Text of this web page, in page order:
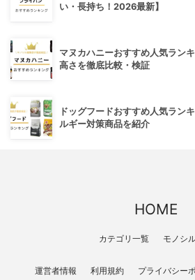
い・長持ち！2026最新】
マヌカハニーおすすめ人気ラン
高さを徹底比較・検証
ドッグフードおすすめ人気ラン
ルギー対策商品を紹介
HOME
カテゴリ一覧 モノシ
運営者情報 利用規約 プライバシー